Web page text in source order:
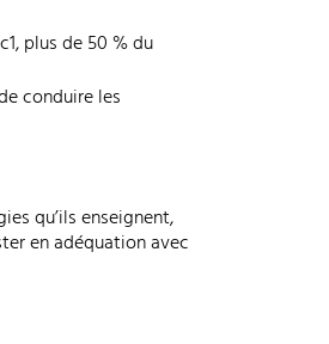
plus de 50 % du
conduire les
qu’ils enseignent,
en adéquation avec